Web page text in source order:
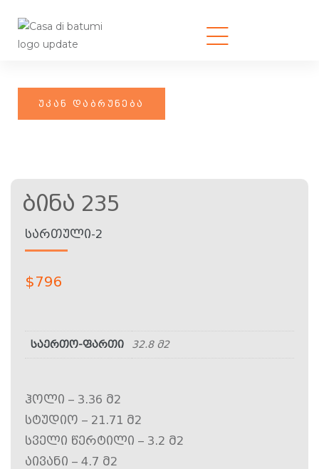
Ბინა 235
ᲡᲐᲠᲗᲣᲚᲘ-2
$796
საერთო-ფართი 32.8 მ2
ჰოლი – 3.36 მ2
სტუდიო – 21.71 მ2
სველი წერტილი – 3.2 მ2
აივანი – 4.7 მ2